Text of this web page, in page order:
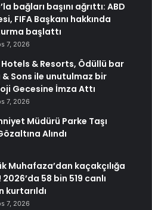
bağları başını ağrıttı: ABD
FIFA Başkanı hakkında
başlattı
7, 2026
& Resorts, Ödüllü bar
& Sons ile unutulmaz bir
Gecesine İmza Attı
7, 2026
Müdürü Parke Taşı
Alındı
Muhafaza’dan kaçakçılığa
58 bin 519 canlı
kurtarıldı
7, 2026